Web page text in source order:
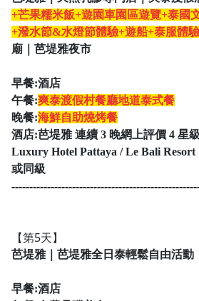
+芒果糯米飯+遊園車園區遊覽+泰國
+潑水節&水燈節體驗+遊船+泰服體
廟｜芭堤雅夜市
早餐:酒店
午餐:爽泰渡假村餐廳地道泰式餐
晚餐:海鮮自助燒烤餐
酒店:芭堤雅 連續 3 晚網上評價 4 星
Luxury Hotel Pattaya / Le Bali Resort
或同級
【第5天】
芭堤雅｜芭堤雅全日泰輕鬆自由活動
早餐:酒店